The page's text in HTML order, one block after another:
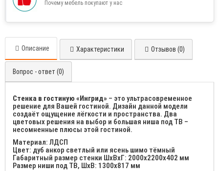
Почему мебель покупают у нас
Описание Характеристики Отзывов (0)
Вопрос - ответ (0)
Стенка в гостиную «Ингрид» – это ультрасовременное
решение для Вашей гостиной. Дизайн данной модели
создаёт ощущение лёгкости и пространства. Два
цветовых решения на выбор и большая ниша под ТВ –
несомненные плюсы этой гостиной.
Материал: ЛДСП
Цвет: дуб анкор светлый или ясень шимо тёмный
Габаритный размер стенки ШхВхГ: 2000х2200х402 мм
Размер ниши под ТВ, ШхВ: 1300х817 мм